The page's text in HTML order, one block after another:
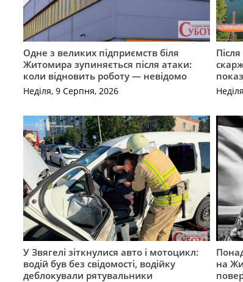
Одне з великих підприємств біля
Житомира зупиняється після атаки:
коли відновить роботу — невідомо
Неділя, 9 Серпня, 2026
У Звягелі зіткнулися авто і мотоцикл:
водій був без свідомості, водійку
деблокували рятувальники
на